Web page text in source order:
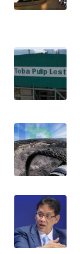
DISCLAIMER
Wahana
News
Regional
WN
SUMUT
WN
WN
JABAR